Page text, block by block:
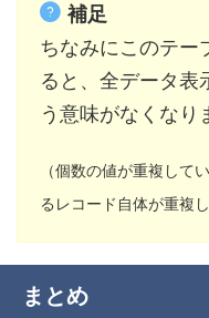
補足
ちなみにこのテー
ると、全データ表
う意味がなくなり
（個数の値が重複して
るレコード自体が重複
まとめ